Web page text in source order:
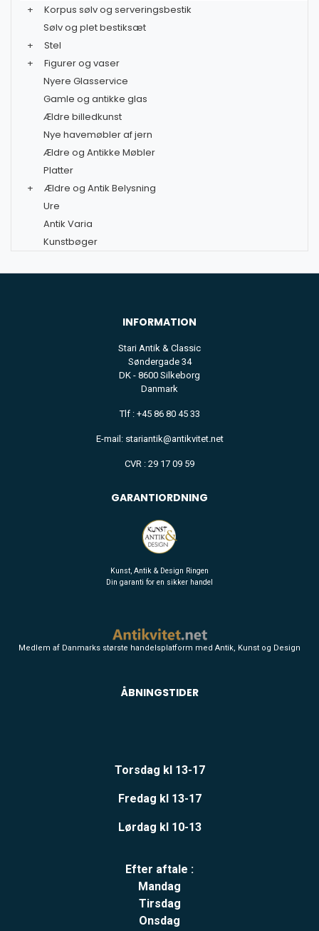
+
Korpus sølv og serveringsbestik
Sølv og plet bestiksæt
+
Stel
+
Figurer og vaser
Nyere Glasservice
Gamle og antikke glas
Ældre billedkunst
Nye havemøbler af jern
Ældre og Antikke Møbler
Platter
+
Ældre og Antik Belysning
Ure
Antik Varia
Kunstbøger
INFORMATION
Stari Antik & Classic
Søndergade 34
DK - 8600 Silkeborg
Danmark
Tlf : +45 86 80 45 33
E-mail: stariantik@antikvitet.net
CVR : 29 17 09 59
GARANTIORDNING
Kunst, Antik & Design Ringen
Din garanti for en sikker handel
Medlem af Danmarks største handelsplatform med Antik, Kunst og Design
ÅBNINGSTIDER
Torsdag kl 13-17
Fredag kl 13-17
Lørdag kl 10-13
Efter aftale :
Mandag
Tirsdag
Onsdag